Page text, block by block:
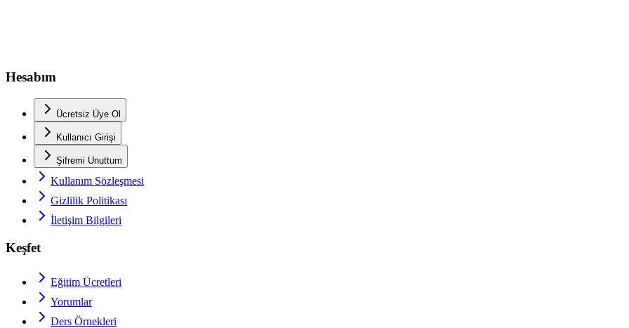
Hesabım
Ücretsiz Üye Ol
Kullanıcı Girişi
Şifremi Unuttum
Kullanım Sözleşmesi
Gizlilik Politikası
İletişim Bilgileri
Keşfet
Eğitim Ücretleri
Yorumlar
Ders Örnekleri